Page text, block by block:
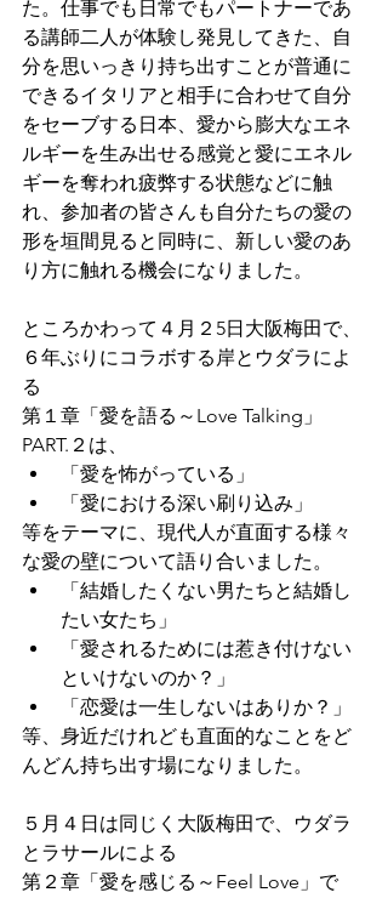
た。仕事でも日常でもパートナーであ
る講師二人が体験し発見してきた、自
分を思いっきり持ち出すことが普通に
できるイタリアと相手に合わせて自分
をセーブする日本、愛から膨大なエネ
ルギーを生み出せる感覚と愛にエネル
ギーを奪われ疲弊する状態などに触
れ、参加者の皆さんも自分たちの愛の
形を垣間見ると同時に、新しい愛のあ
り方に触れる機会になりました。
ところかわって４月２5日大阪梅田で、
６年ぶりにコラボする岸とウダラによ
る
第１章「愛を語る～Love Talking」
PART.２は、
「愛を怖がっている」
「愛における深い刷り込み」
等をテーマに、現代人が直面する様々
な愛の壁について語り合いました。
「結婚したくない男たちと結婚し
たい女たち」
「愛されるためには惹き付けない
といけないのか？」
「恋愛は一生しないはありか？」
等、身近だけれども直面的なことをど
んどん持ち出す場になりました。
５月４日は同じく大阪梅田で、ウダラ
とラサールによる
第２章「愛を感じる～Feel Love」で